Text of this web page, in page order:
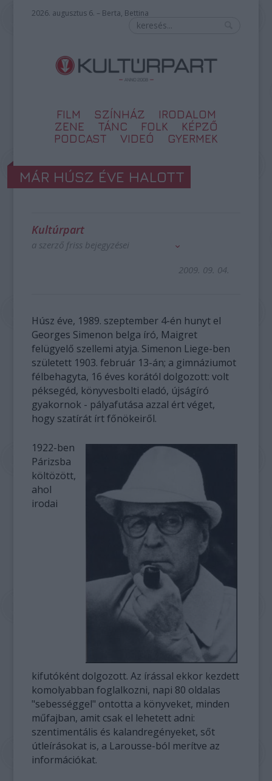
2026. augusztus 6. – Berta, Bettina
FILM SZÍNHÁZ
IRODALOM
ZENE
TÁNC FOLK
KÉPZŐ
PODCAST
VIDEÓ GYERMEK
MÁR HÚSZ ÉVE HALOTT
Kultúrpart
a szerző friss bejegyzései
2009. 09. 04.
Húsz éve, 1989. szeptember 4-én hunyt el
Georges Simenon belga író, Maigret
felügyelő szellemi atyja. Simenon Liege-ben
született 1903. február 13-án; a gimnáziumot
félbehagyta, 16 éves korától dolgozott: volt
péksegéd, könyvesbolti eladó, újságíró
gyakornok - pályafutása azzal ért véget,
hogy szatírát írt főnökeiről.
1922-ben
Párizsba
költözött,
ahol
irodai
kifutóként dolgozott. Az írással ekkor kezdett
komolyabban foglalkozni, napi 80 oldalas
"sebességgel" ontotta a könyveket, minden
műfajban, amit csak el lehetett adni:
szentimentális és kalandregényeket, sőt
útleírásokat is, a Larousse-ból merítve az
információkat.